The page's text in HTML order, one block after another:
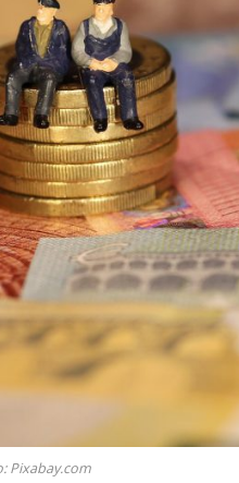
Pixabay.com